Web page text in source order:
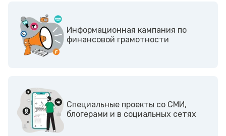
Информационная кампания по
финансовой грамотности
Cпециальные проекты со СМИ,
блогерами и в социальных сетях